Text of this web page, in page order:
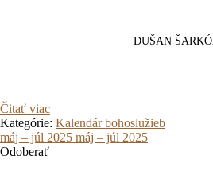
DUŠAN
Čitať viac
Kategórie: Kalendár bohoslužieb
máj – júl 2025 máj – júl 2025
Odoberať